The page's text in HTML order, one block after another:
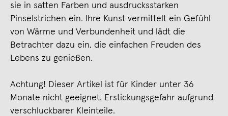
sie in satten Farben und ausdrucksstarken
Pinselstrichen ein. Ihre Kunst vermittelt ein Gefühl
von Wärme und Verbundenheit und lädt die
Betrachter dazu ein, die einfachen Freuden des
Lebens zu genießen.
Achtung! Dieser Artikel ist für Kinder unter 36
Monate nicht geeignet. Erstickungsgefahr aufgrund
verschluckbarer Kleinteile.